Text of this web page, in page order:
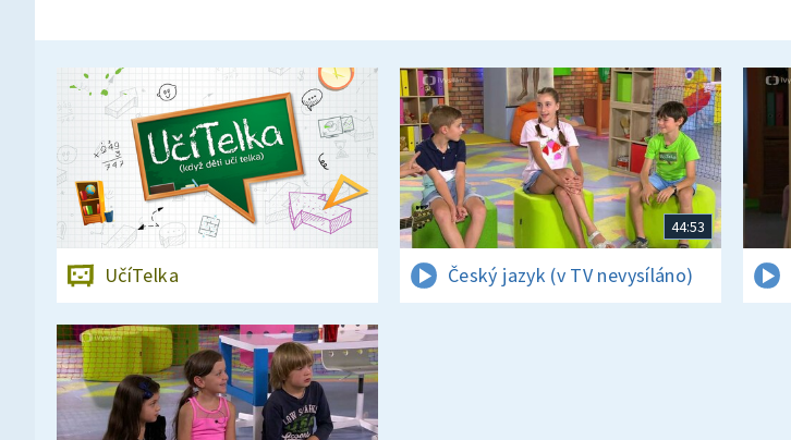
UčíTelka
44:53
Český jazyk (v TV nevysíláno)